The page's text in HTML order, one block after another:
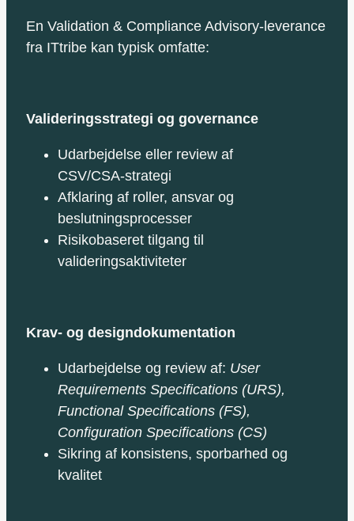
En Validation & Compliance Advisory‑leverance
fra ITtribe kan typisk omfatte:
Valideringsstrategi og governance
Udarbejdelse eller review af
CSV/CSA‑strategi
Afklaring af roller, ansvar og
beslutningsprocesser
Risikobaseret tilgang til
valideringsaktiviteter
Krav- og designdokumentation
Udarbejdelse og review af: User
Requirements Specifications (URS),
Functional Specifications (FS),
Configuration Specifications (CS)
Sikring af konsistens, sporbarhed og
kvalitet